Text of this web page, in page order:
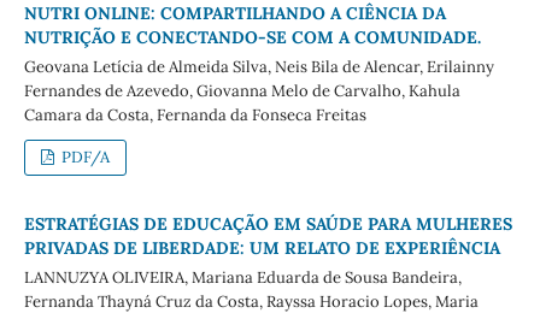
NUTRI ONLINE: COMPARTILHANDO A CIÊNCIA DA
NUTRIÇÃO E CONECTANDO-SE COM A COMUNIDADE.
Geovana Letícia de Almeida Silva, Neis Bila de Alencar, Erilainny
Fernandes de Azevedo, Giovanna Melo de Carvalho, Kahula
Camara da Costa, Fernanda da Fonseca Freitas
PDF/A
ESTRATÉGIAS DE EDUCAÇÃO EM SAÚDE PARA MULHERES
PRIVADAS DE LIBERDADE: UM RELATO DE EXPERIÊNCIA
LANNUZYA OLIVEIRA, Mariana Eduarda de Sousa Bandeira,
Fernanda Thayná Cruz da Costa, Rayssa Horacio Lopes, Maria